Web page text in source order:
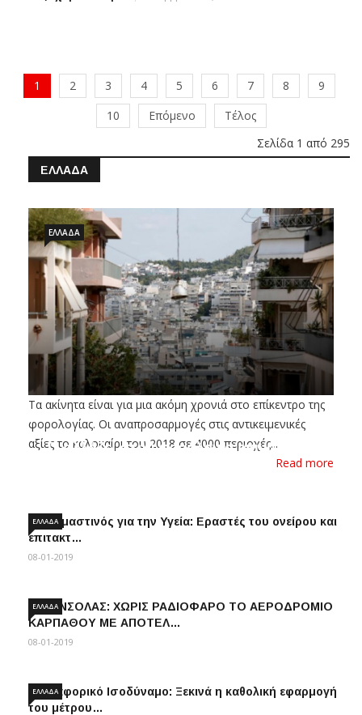
1 2 3 4 5 6 7 8
9
10
Επόμενο
Τέλος
Σελίδα 1 από 295
ΕΛΛΆΔΑ
Τι αλλάζει στην φορολογία ακινήτων
ΕΛΛΆΔΑ
Τα ακίνητα είναι για μια ακόμη χρονιά στο επίκεντρο της
φορολογίας. Οι αναπροσαρμογές στις αντικειμενικές
αξίες το καλοκαίρι του 2018 σε 4000 περιοχές...
Read more
Δ.Kρεμαστινός για την Υγεία: Εραστές του ονείρου και
επιτακτ…
ΕΛΛΆΔΑ
08-01-2019
M.KONΣΟΛΑΣ: ΧΩΡΙΣ ΡΑΔΙΟΦΑΡΟ ΤΟ ΑΕΡΟΔΡΟΜΙΟ
ΚΑΡΠΑΘΟΥ ΜΕ ΑΠΟΤΕΛ…
ΕΛΛΆΔΑ
08-01-2019
«Μεταφορικό Ισοδύναμο: Ξεκινά η καθολική εφαρμογή
του μέτρου…
ΕΛΛΆΔΑ